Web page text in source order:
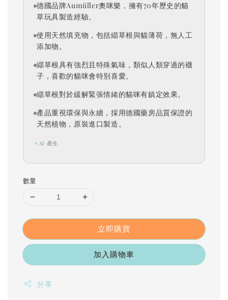
德國品牌Aumüller奧咪樂，擁有70年歷史的貓
草玩具製造經驗。
使用天然填充物，包括纈草根與貓薄荷，無人工
添加物。
纈草根具有強烈且特殊氣味，類似人類穿過的襪
子，喜歡的貓咪會特別喜愛。
纈草根對於緩解緊張情緒的貓咪有鎮定效果。
產品重視環保與永續，採用德國藥房品質保證的
天然植物，原裝進口製造。
✦ AI 產生
數量
立即購買
加入購物車
分享